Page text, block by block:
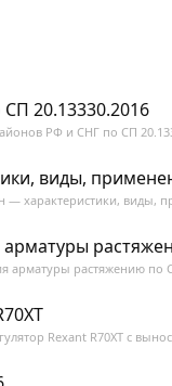
20.13330.2016
РФ и СНГ по СП
виды,
— характеристики, виды,
арматуры растяжению по
Rexant R70XT с